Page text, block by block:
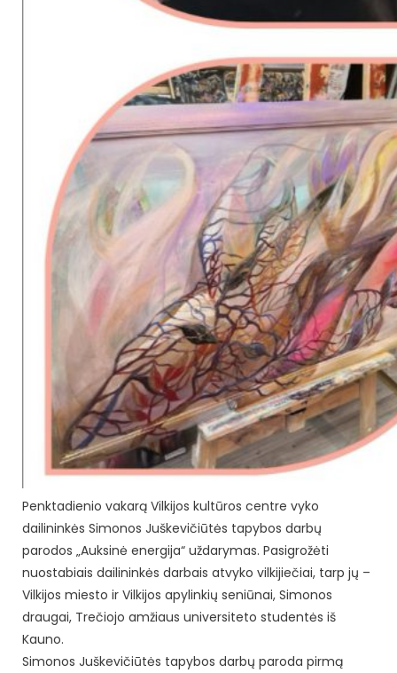
Penktadienio vakarą Vilkijos kultūros centre vyko
dailininkės Simonos Juškevičiūtės tapybos darbų
parodos „Auksinė energija“ uždarymas. Pasigrožėti
nuostabiais dailininkės darbais atvyko vilkijiečiai, tarp jų –
Vilkijos miesto ir Vilkijos apylinkių seniūnai, Simonos
draugai, Trečiojo amžiaus universiteto studentės iš
Kauno.
Simonos Juškevičiūtės tapybos darbų paroda pirmą